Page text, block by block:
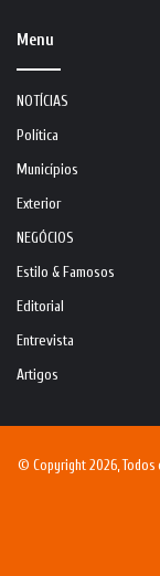
Menu
NOTÍCIAS
Política
Municípios
Exterior
NEGÓCIOS
Estilo & Famosos
Editorial
Entrevista
Artigos
© Copyright 2026, Todos